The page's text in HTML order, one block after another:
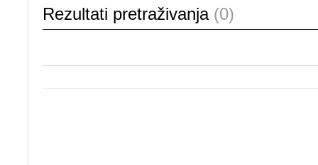
Rezultati pretraživanja (0)